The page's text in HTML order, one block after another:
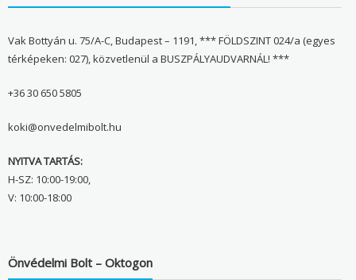
Vak Bottyán u. 75/A-C, Budapest – 1191, *** FÖLDSZINT 024/a (egyes
térképeken: 027), közvetlenül a BUSZPÁLYAUDVARNÁL! ***
+36 30 650 5805
koki@onvedelmibolt.hu
NYITVA TARTÁS:
H-SZ: 10:00-19:00,
V: 10:00-18:00
Önvédelmi Bolt – Oktogon